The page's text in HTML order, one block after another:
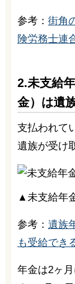
参考： 街角
険労務士連
2.未支給
金）は遺
支払われて
遺族が受け
▲未支給年
参考： 遺族
も受給でき
年金は2ヶ